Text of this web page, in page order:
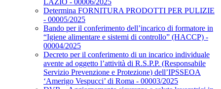
LAZIO - 00006/2025
Determina FORNITURA PRODOTTI PER PULIZIE
- 00005/2025
Bando per il conferimento dell’incarico di formatore in
“Igiene alimentare e sistemi di controllo” (HACCP) -
00004/2025
Decreto per il conferimento di un incarico individuale
avente ad oggetto l’attività di R.S.P.P. (Responsabile
Servizio Prevenzione e Protezione) dell’IPSSEOA
‘Amerigo Vespucci’ di Roma - 00003/2025